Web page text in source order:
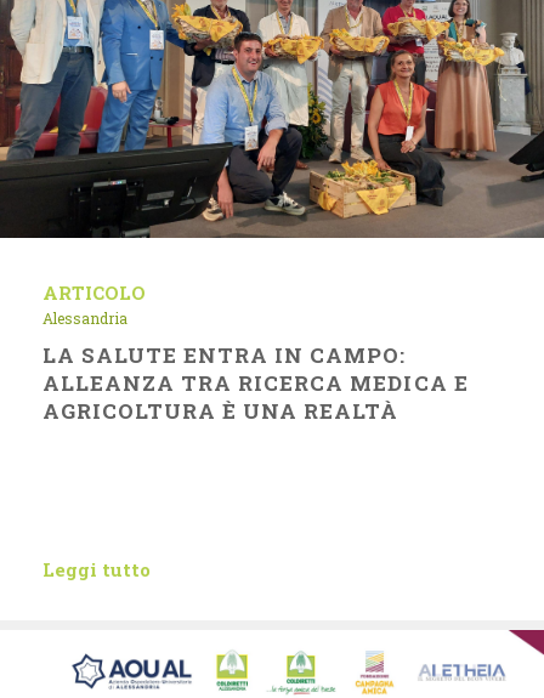
ARTICOLO
Alessandria
LA SALUTE ENTRA IN CAMPO:
ALLEANZA TRA RICERCA MEDICA E
AGRICOLTURA È UNA REALTÀ
Leggi tutto